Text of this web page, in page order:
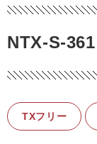
NTX-S-361
TXフリー